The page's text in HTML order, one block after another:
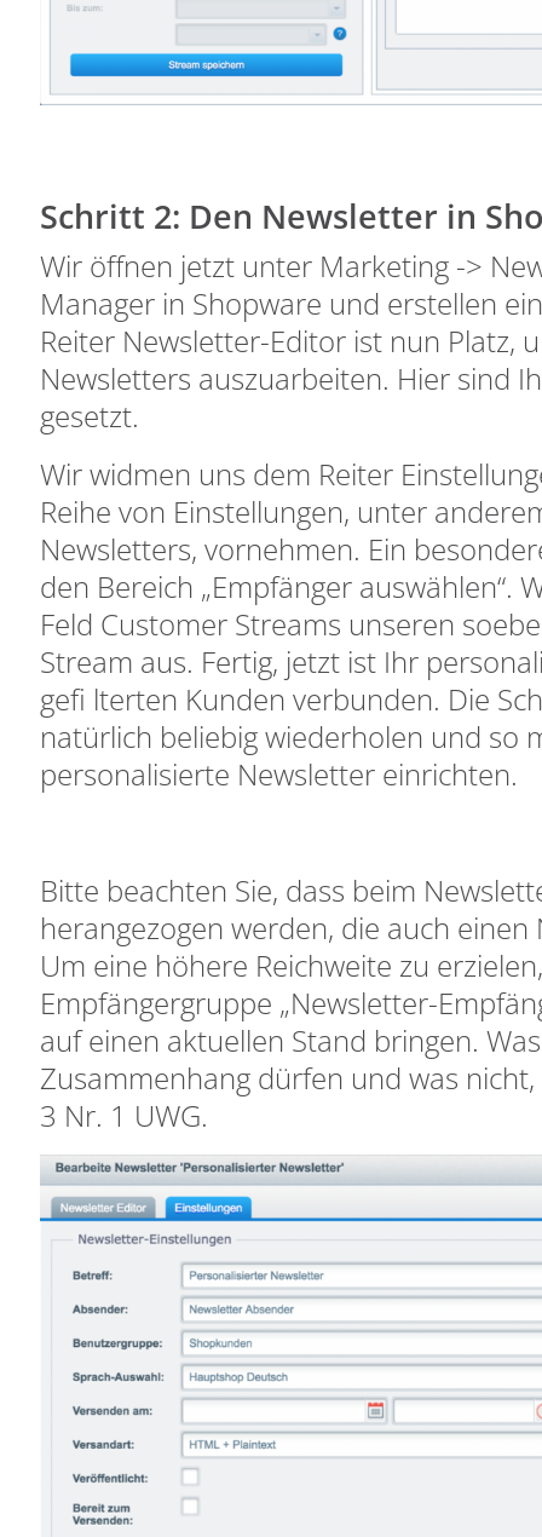
Schritt 2: Den Newsletter in
Wir öffnen jetzt unter Marketing ->
Manager in Shopware und erstellen
Reiter Newsletter-Editor ist nun Platz,
Newsletters auszuarbeiten. Hier sind
gesetzt.
Wir widmen uns dem Reiter
Reihe von Einstellungen, unter
Newsletters, vornehmen. Ein
den Bereich „Empfänger auswählen“.
Feld Customer Streams unseren
Stream aus. Fertig, jetzt ist Ihr
gefi lterten Kunden verbunden. Die
natürlich beliebig wiederholen und so
personalisierte Newsletter einrichten.
Bitte beachten Sie, dass beim
herangezogen werden, die auch
Um eine höhere Reichweite zu
Empfängergruppe „Newsletter-
auf einen aktuellen Stand bringen.
Zusammenhang dürfen und was
3 Nr. 1 UWG.